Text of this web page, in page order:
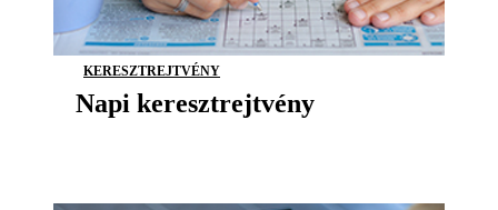
KERESZTREJTVÉNY
Napi keresztrejtvény